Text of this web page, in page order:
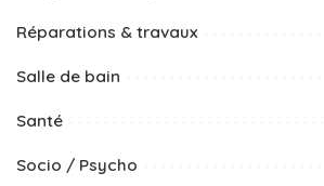
Réparations & travaux
Salle de bain
Santé
Socio / Psycho